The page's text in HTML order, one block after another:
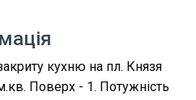
кухню на пл. Князя
Поверх - 1. Потужність